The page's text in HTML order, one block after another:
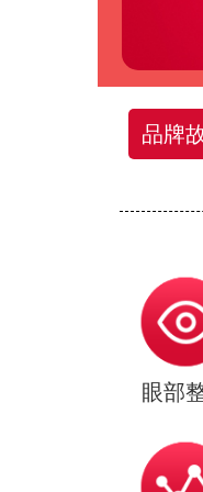
品牌
眼部